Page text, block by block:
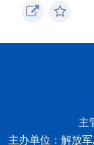
主
主办单位：解放